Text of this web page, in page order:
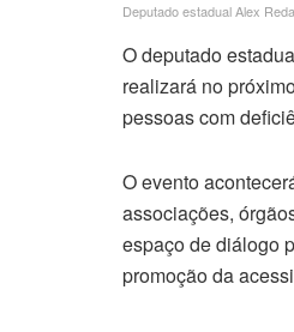
Deputado estadual Alex
O deputado
realizará no
pessoas com
O evento
associações,
espaço de diálogo
promoção da